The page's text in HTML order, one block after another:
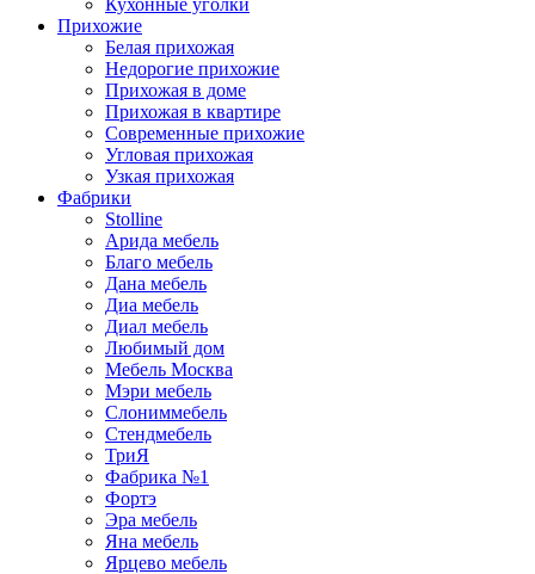
Кухонные уголки
Прихожие
Белая прихожая
Недорогие прихожие
Прихожая в доме
Прихожая в квартире
Современные прихожие
Угловая прихожая
Узкая прихожая
Фабрики
Stolline
Арида мебель
Благо мебель
Дана мебель
Диа мебель
Диал мебель
Любимый дом
Мебель Москва
Мэри мебель
Слониммебель
Стендмебель
ТриЯ
Фабрика №1
Фортэ
Эра мебель
Яна мебель
Ярцево мебель